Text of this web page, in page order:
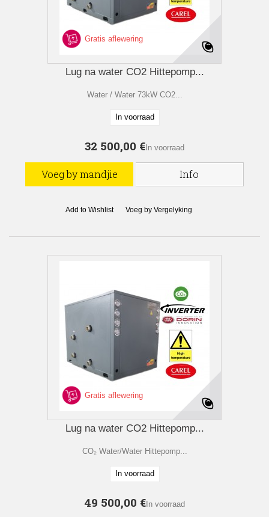
Gratis aflewering
Lug na water CO2 Hittepomp...
Water / Water 73kW CO2...
In voorraad
32 500,00 € In voorraad
Voeg by mandjie Info
Add to Wishlist Voeg by Vergelyking
Gratis aflewering
Lug na water CO2 Hittepomp...
CO₂ Water/Water Hittepomp...
In voorraad
49 500,00 € In voorraad